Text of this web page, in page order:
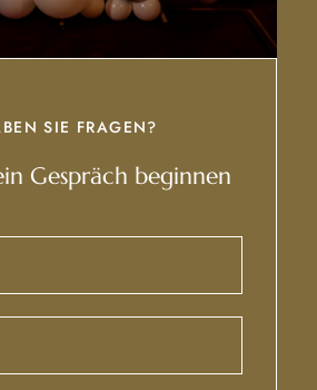
SIE FRAGEN?
Gespräch beginnen